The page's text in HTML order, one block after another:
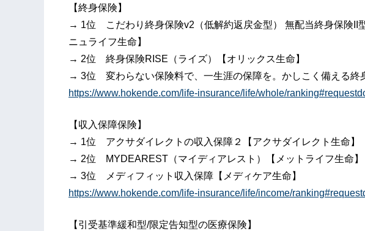
【終身保険】
→ 1位 こだわり終身保険v2（低解約返戻金型） 無配当終身保険II
ニュライフ生命】
→ 2位 終身保険RISE（ライズ）【オリックス生命】
→ 3位 変わらない保険料で、一生涯の保障を。かしこく備える終
https://www.hokende.com/life-insurance/life/whole/
【収入保障保険】
→ 1位 アクサダイレクトの収入保障２【アクサダイレクト生命】
→ 2位 MYDEAREST（マイディアレスト）【メットライフ生命】
→ 3位 メディフィット収入保障【メディケア生命】
https://www.hokende.com/life-insurance/life/income/
【引受基準緩和型/限定告知型の医療保険】